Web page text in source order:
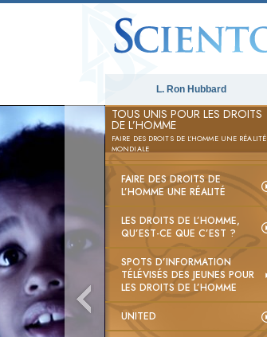
L. Ron Hubbard
TOUS UNIS POUR LES DROITS
DE L’HOMME
FAIRE DES DROITS DE L’HOMME UNE RÉALITÉ
MONDIALE
FAIRE DES DROITS DE
L’HOMME UNE RÉALITÉ
LES DROITS DE L’HOMME,
QU’EST-CE QUE C’EST ?
SPOTS D’INFORMATION
TÉLÉVISÉS DES JEUNES POUR
LES DROITS DE L’HOMME
UNITED